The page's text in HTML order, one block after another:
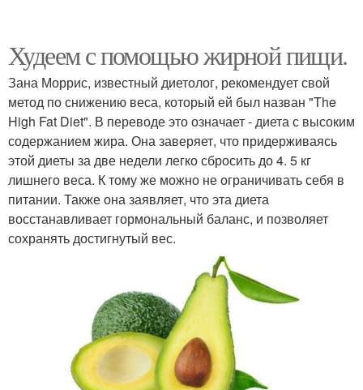
Худеем с помощью жирной пищи.
Зана Моррис, известный диетолог, рекомендует свой
метод по снижению веса, который ей был назван "The
High Fat Diet". В переводе это означает - диета с высоким
содержанием жира. Она заверяет, что придерживаясь
этой диеты за две недели легко сбросить до 4. 5 кг
лишнего веса. К тому же можно не ограничивать себя в
питании. Также она заявляет, что эта диета
восстанавливает гормональный баланс, и позволяет
сохранять достигнутый вес.